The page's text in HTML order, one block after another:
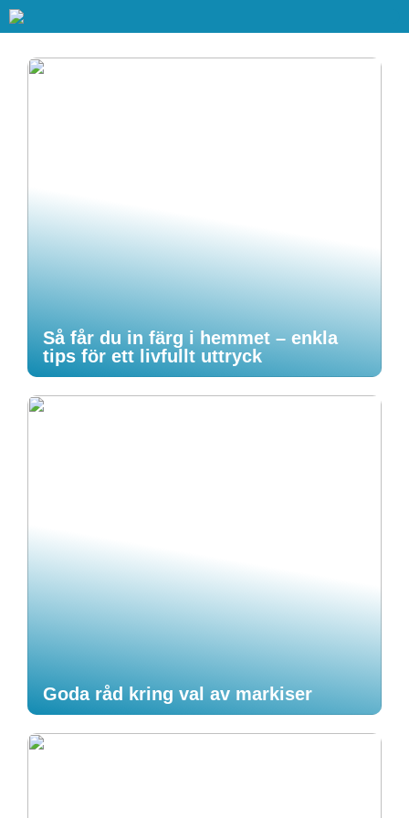
Så får du in färg i hemmet – enkla
tips för ett livfullt uttryck
Goda råd kring val av markiser